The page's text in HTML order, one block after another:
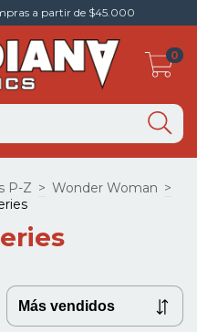
a partir de $45.000
0
P-Z > Wonder Woman >